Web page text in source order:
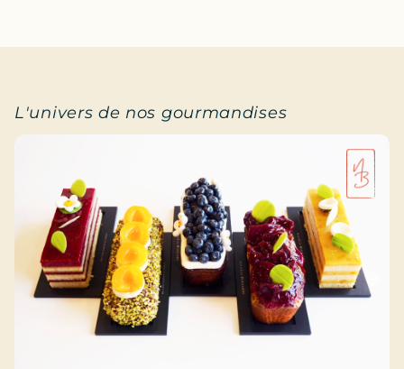
L'univers de nos gourmandises